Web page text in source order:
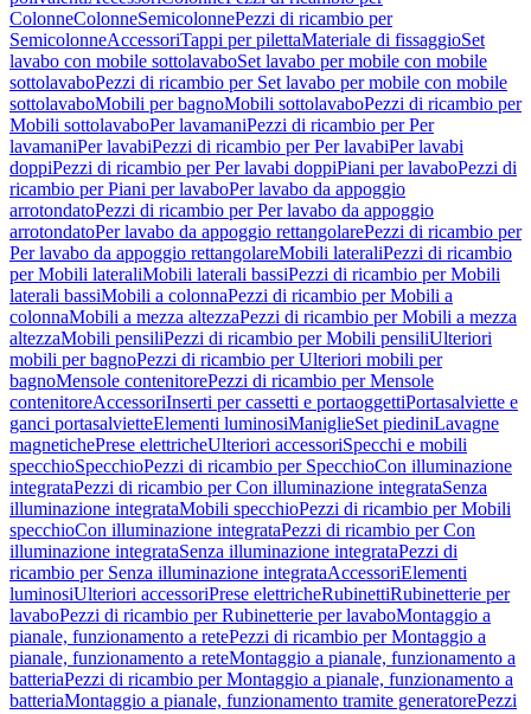
ColonneColonneSemicolonnePezzi di ricambio per
SemicolonneAccessoriTappi per pilettaMateriale di fissaggioSet
lavabo con mobile sottolavaboSet lavabo per mobile con mobile
sottolavaboPezzi di ricambio per Set lavabo per mobile con mobile
sottolavaboMobili per bagnoMobili sottolavaboPezzi di ricambio per
Mobili sottolavaboPer lavamaniPezzi di ricambio per Per
lavamaniPer lavabiPezzi di ricambio per Per lavabiPer lavabi
doppiPezzi di ricambio per Per lavabi doppiPiani per lavaboPezzi di
ricambio per Piani per lavaboPer lavabo da appoggio
arrotondatoPezzi di ricambio per Per lavabo da appoggio
arrotondatoPer lavabo da appoggio rettangolarePezzi di ricambio per
Per lavabo da appoggio rettangolareMobili lateraliPezzi di ricambio
per Mobili lateraliMobili laterali bassiPezzi di ricambio per Mobili
laterali bassiMobili a colonnaPezzi di ricambio per Mobili a
colonnaMobili a mezza altezzaPezzi di ricambio per Mobili a mezza
altezzaMobili pensiliPezzi di ricambio per Mobili pensiliUlteriori
mobili per bagnoPezzi di ricambio per Ulteriori mobili per
bagnoMensole contenitorePezzi di ricambio per Mensole
contenitoreAccessoriInserti per cassetti e portaoggettiPortasalviette e
ganci portasalvietteElementi luminosiManiglieSet piediniLavagne
magnetichePrese elettricheUlteriori accessoriSpecchi e mobili
specchioSpecchioPezzi di ricambio per SpecchioCon illuminazione
integrataPezzi di ricambio per Con illuminazione integrataSenza
illuminazione integrataMobili specchioPezzi di ricambio per Mobili
specchioCon illuminazione integrataPezzi di ricambio per Con
illuminazione integrataSenza illuminazione integrataPezzi di
ricambio per Senza illuminazione integrataAccessoriElementi
luminosiUlteriori accessoriPrese elettricheRubinettiRubinetterie per
lavaboPezzi di ricambio per Rubinetterie per lavaboMontaggio a
pianale, funzionamento a retePezzi di ricambio per Montaggio a
pianale, funzionamento a reteMontaggio a pianale, funzionamento a
batteriaPezzi di ricambio per Montaggio a pianale, funzionamento a
batteriaMontaggio a pianale, funzionamento tramite generatorePezzi